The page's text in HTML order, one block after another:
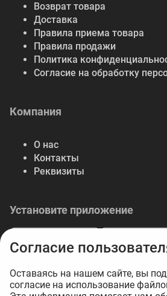
Возврат товара
Доставка
Правила приема товара
Правила продажи
Политика
Согласие на обработку
Компания
О нас
Контакты
Реквизиты
Установите приложение
Согласие
Оставаясь на нашем сайте, вы
согласие на использование